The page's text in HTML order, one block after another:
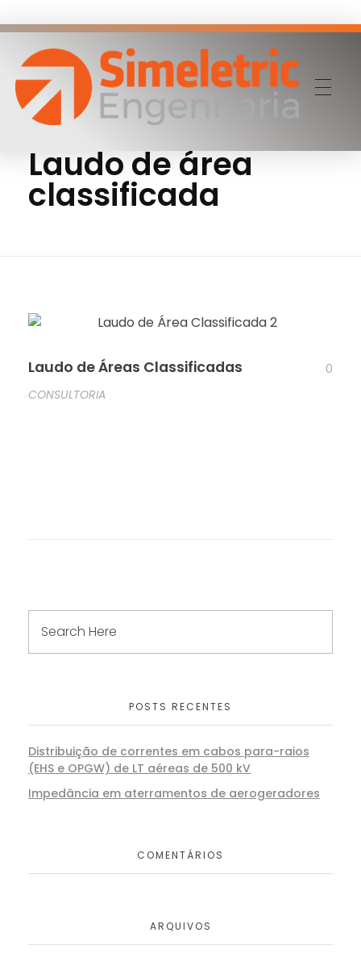
Home Portfolio Laudo de área classificada
Laudo de área
classificada
Laudo de Áreas Classificadas
0
CONSULTORIA
POSTS RECENTES
Distribuição de correntes em cabos para-raios
(EHS e OPGW) de LT aéreas de 500 kV
Impedância em aterramentos de aerogeradores
COMENTÁRIOS
ARQUIVOS